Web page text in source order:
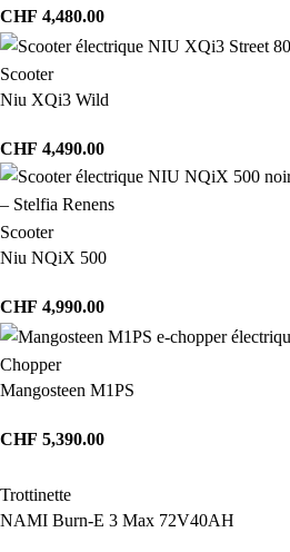
CHF 4,480.00
Scooter
Niu XQi3 Wild
CHF 4,490.00
Scooter
Niu NQiX 500
CHF 4,990.00
Chopper
Mangosteen M1PS
CHF 5,390.00
Trottinette
NAMI Burn-E 3 Max 72V40AH